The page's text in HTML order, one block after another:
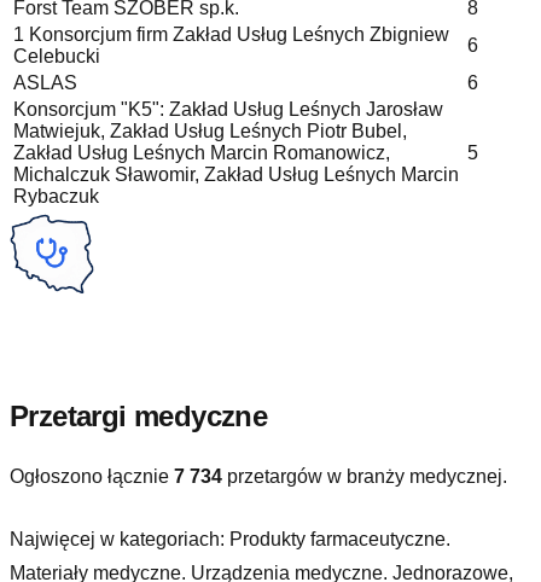
Forst Team SZOBER sp.k.
8
1 Konsorcjum firm Zakład Usług Leśnych Zbigniew
Celebucki
6
ASLAS
6
Konsorcjum "K5": Zakład Usług Leśnych Jarosław
Matwiejuk, Zakład Usług Leśnych Piotr Bubel,
Zakład Usług Leśnych Marcin Romanowicz,
Michalczuk Sławomir, Zakład Usług Leśnych Marcin
Rybaczuk
5
Przetargi medyczne
Ogłoszono łącznie 7 734 przetargów w branży medycznej.
Najwięcej w kategoriach: Produkty farmaceutyczne.
Materiały medyczne. Urządzenia medyczne. Jednorazowe,